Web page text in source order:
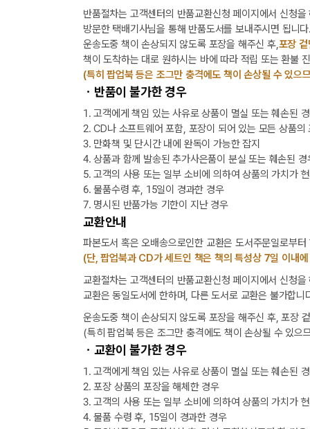
반품절차는 고객센터의 반품교환신청 페이지에서 신청
방문한 택배기사님을 통해 반품도서를 보내주시면 됩니
운송도중 책이 손상되지 않도록 포장을 해주신 후,포장
책이 도착하는 대로 원하시는 바에 따라 적립 또는 환불
(특히 팝업북 등은 조그만 충격에도 책이 손상될 수 있으
ㆍ반품이 불가한 경우
1. 고객에게 책임 있는 사유로 상품이 멸실 또는 훼손된
2. CD나 소프트웨어 포함, 포장이 되어 있는 모든 상품의
3. 만화책 및 단시간 내에 완독이 가능한 잡지
4. 상품과 함께 발송된 추가사은품이 분실 또는 훼손된 경
5. 고객의 사용 또는 일부 소비에 의하여 상품의 가치가
6. 물품수령 후, 15일이 경과한 경우
7. 명시된 반품가능 기한이 지난 경우
교환안내
파본도서 혹은 오배송으로인한 교환은 도서주문일로부
(단, 팝업북과 CD가 세트인 책은 책의 특성상 7일 이내
교환절차는 고객센터의 반품교환신청 페이지에서 신청
교환은 동일도서에 한하며, 다른 도서로 교환은 불가합니
운송도중 책이 손상되지 않도록 포장을 해주신 후, 포장
(특히 팝업북 등은 조그만 충격에도 책이 손상될 수 있으
ㆍ교환이 불가한 경우
1. 고객에게 책임 있는 사유로 상품이 멸실 또는 훼손된
2. 포장 상품의 포장을 해체한 경우
3. 고객의 사용 또는 일부 소비에 의하여 상품의 가치가
4. 물품 수령 후, 15일이 경과한 경우